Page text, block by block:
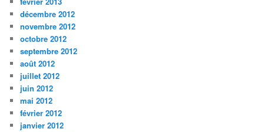
décembre 2012
novembre 2012
octobre 2012
septembre 2012
août 2012
juillet 2012
juin 2012
mai 2012
février 2012
janvier 2012